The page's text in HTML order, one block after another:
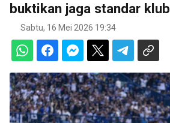
buktikan jaga standar klub
Sabtu, 16 Mei 2026 19:34